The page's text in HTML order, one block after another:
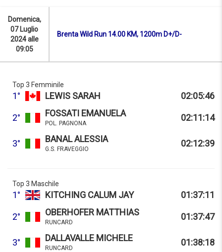
Domenica,
07 Luglio
2024 alle
09:05
Brenta Wild Run 14.00 KM, 1200m D+/D-
Top 3 Femminile
1° LEWIS SARAH 02:05:46
2° FOSSATI EMANUELA
POL. PAGNONA
02:11:14
3° BANAL ALESSIA
G.S. FRAVEGGIO
02:12:39
Top 3 Maschile
1° KITCHING CALUM JAY 01:37:11
2° OBERHOFER MATTHIAS
RUNCARD
01:37:47
3° DALLAVALLE MICHELE
RUNCARD
01:38:18